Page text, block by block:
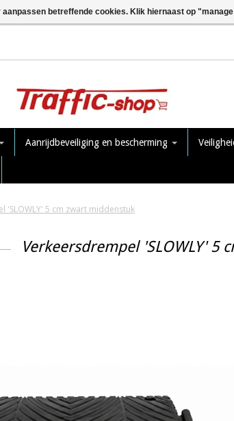
Aanrijdbeveiliging en bescherming
'SLOWLY' 5 cm zwart middenstuk
Verkeersdrempel 'SLOWLY' 5
betreffende cookies. Klik hiernaast op